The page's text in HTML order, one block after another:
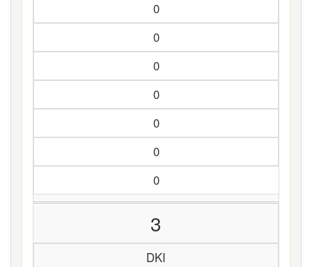
0
0
0
0
0
0
0
3
DKI